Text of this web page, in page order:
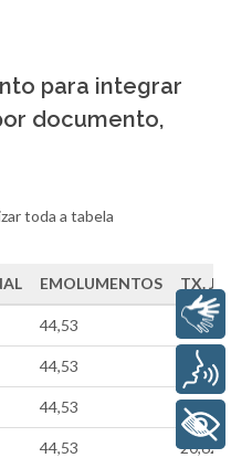
para integrar
documento,
toda a tabela
EMOLUMENTOS TX.
44,53 20,62
44,53 20,62
44,53 20,62
44,53 20,62
+ Acessibilidade